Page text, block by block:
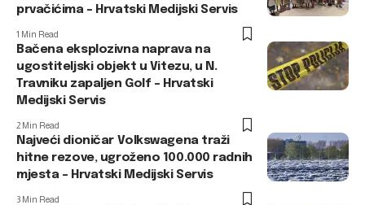
prvačićima – Hrvatski Medijski Servis
1 Min Read
Bačena eksplozivna naprava na
ugostiteljski objekt u Vitezu, u N.
Travniku zapaljen Golf – Hrvatski
Medijski Servis
2 Min Read
Najveći dioničar Volkswagena traži
hitne rezove, ugroženo 100.000 radnih
mjesta – Hrvatski Medijski Servis
3 Min Read